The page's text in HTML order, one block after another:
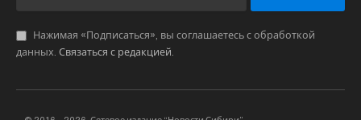
животноводстве», «Органическое сельское
хозяйство: Экономические и правовые